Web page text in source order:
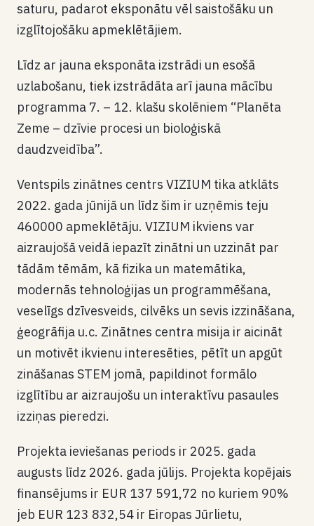
saturu, padarot eksponātu vēl saistošāku un
izglītojošāku apmeklētājiem.
Līdz ar jauna eksponāta izstrādi un esošā
uzlabošanu, tiek izstrādāta arī jauna mācību
programma 7. – 12. klašu skolēniem “Planēta
Zeme – dzīvie procesi un bioloģiskā
daudzveidība”.
Ventspils zinātnes centrs VIZIUM tika atklāts
2022. gada jūnijā un līdz šim ir uzņēmis teju
460000 apmeklētāju. VIZIUM ikviens var
aizraujošā veidā iepazīt zinātni un uzzināt par
tādām tēmām, kā fizika un matemātika,
modernās tehnoloģijas un programmēšana,
veselīgs dzīvesveids, cilvēks un sevis izzināšana,
ģeogrāfija u.c. Zinātnes centra misija ir aicināt
un motivēt ikvienu interesēties, pētīt un apgūt
zināšanas STEM jomā, papildinot formālo
izglītību ar aizraujošu un interaktīvu pasaules
izziņas pieredzi.
Projekta ieviešanas periods ir 2025. gada
augusts līdz 2026. gada jūlijs. Projekta kopējais
finansējums ir EUR 137 591,72 no kuriem 90%
jeb EUR 123 832,54 ir Eiropas Jūrlietu,